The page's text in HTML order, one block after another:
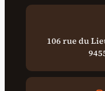
106 rue du